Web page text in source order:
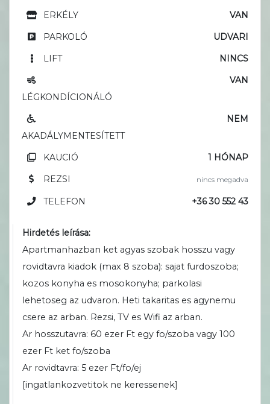
ERKÉLY
VAN
PARKOLÓ
UDVARI
LIFT
NINCS
LÉGKONDÍCIONÁLÓ
VAN
AKADÁLYMENTESÍTETT
NEM
KAUCIÓ
1 HÓNAP
REZSI
nincs megadva
TELEFON +36 30 552 43
Hirdetés leírása:
Apartmanhazban ket agyas szobak hosszu vagy
rovidtavra kiadok (max 8 szoba): sajat furdoszoba;
kozos konyha es mosokonyha; parkolasi
lehetoseg az udvaron. Heti takaritas es agynemu
csere az arban. Rezsi, TV es Wifi az arban.
Ar hosszutavra: 60 ezer Ft egy fo/szoba vagy 100
ezer Ft ket fo/szoba
Ar rovidtavra: 5 ezer Ft/fo/ej
[ingatlankozvetitok ne keressenek]